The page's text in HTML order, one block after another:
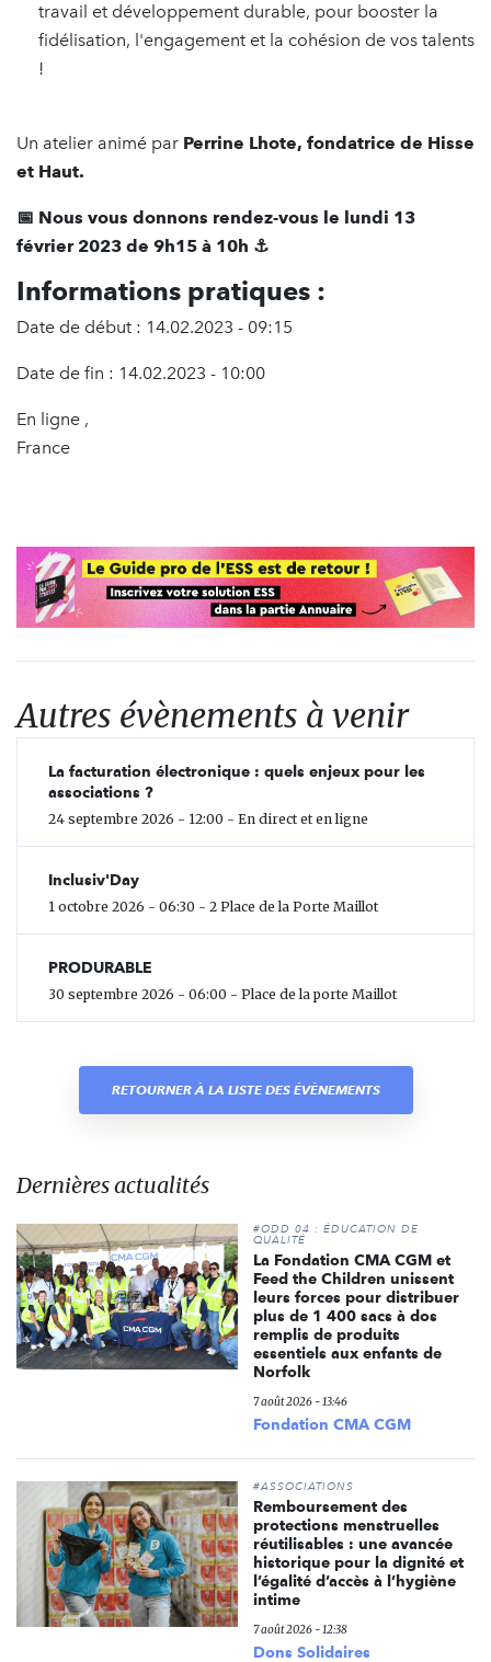
travail et développement durable, pour booster la
fidélisation, l'engagement et la cohésion de vos talents
!
Un atelier animé par Perrine Lhote, fondatrice de Hisse
et Haut.
📅 Nous vous donnons rendez-vous le lundi 13
février 2023 de 9h15 à 10h ⚓️
Informations pratiques :
Date de début : 14.02.2023 - 09:15
Date de fin : 14.02.2023 - 10:00
En ligne ,
France
Autres évènements à venir
La facturation électronique : quels enjeux pour les
associations ?
24 septembre 2026 - 12:00 - En direct et en ligne
Inclusiv'Day
1 octobre 2026 - 06:30 - 2 Place de la Porte Maillot
PRODURABLE
30 septembre 2026 - 06:00 - Place de la porte Maillot
RETOURNER À LA LISTE DES ÉVÈNEMENTS
Dernières actualités
#ODD 04 : ÉDUCATION DE
QUALITÉ
La Fondation CMA CGM et
Feed the Children unissent
leurs forces pour distribuer
plus de 1 400 sacs à dos
remplis de produits
essentiels aux enfants de
Norfolk
7 août 2026 - 13:46
Fondation CMA CGM
#ASSOCIATIONS
Remboursement des
protections menstruelles
réutilisables : une avancée
historique pour la dignité et
l’égalité d’accès à l’hygiène
intime
7 août 2026 - 12:38
Dons Solidaires